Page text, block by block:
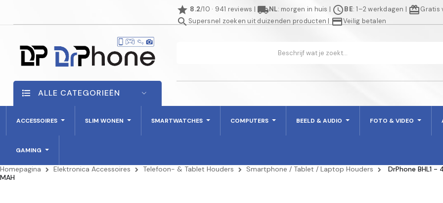
star 8.2/10 · 941 reviews | local_shippingNL: morgen in huis | scheduleBE: 1–2 werkdagen | redeemGratis
searchSupersnel zoeken uit duizenden producten | credit_cardVeilig betalen
ALLE CATEGORIEËN
ACCESSOIRES SLIM WONEN SMARTWATCHES COMPUTERS BEELD & AUDIO FOTO & VIDEO
GAMING
Homepagina Elektronica Accessoires Telefoon- & Tablet Houders Smartphone / Tablet / Laptop Houders
DrPhone BHL1
MAH